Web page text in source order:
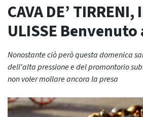
CAVA DE’ TIRRENI,
ULISSE
Nonostante ciò però questa domenica
dell'alta pressione e del promontorio
non voler mollare ancora la presa